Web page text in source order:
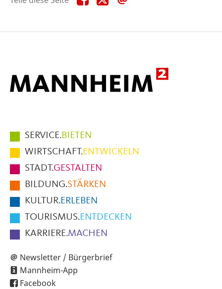
diese diese
Hauptmenüpunkte
im
Fußbereich
der
Seite
SERVICE.BIETEN
WIRTSCHAFT.ENTWICKELN
STADT.GESTALTEN
BILDUNG.STÄRKEN
KULTUR.ERLEBEN
TOURISMUS.ENTDECKEN
KARRIERE.MACHEN
Newsletter / Bürgerbrief
Mannheim-App
Facebook